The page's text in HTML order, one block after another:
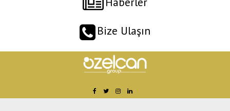
Bize Ulaşın